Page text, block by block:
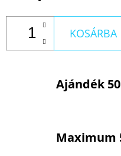
KOSÁRBA
Ajándék
Maximum